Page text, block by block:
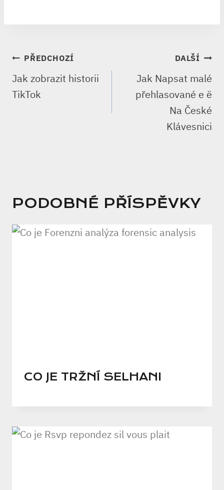
NAVIGACE
PRO
PŘÍSPĚVEK
PŘEDCHOZÍ
Jak zobrazit historii
TikTok
DALŠÍ
Jak Napsat malé
přehlasované e ë
Na České
Klávesnici
PODOBNÉ PŘÍSPĚVKY
CO JE TRŽNÍ SELHANI